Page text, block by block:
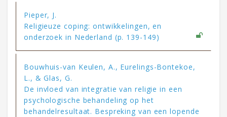
Pieper, J.
Religieuze coping: ontwikkelingen, en
onderzoek in Nederland (p. 139-149)
Bouwhuis-van Keulen, A., Eurelings-Bontekoe,
L., & Glas, G.
De invloed van integratie van religie in een
psychologische behandeling op het
behandelresultaat. Bespreking van een lopende